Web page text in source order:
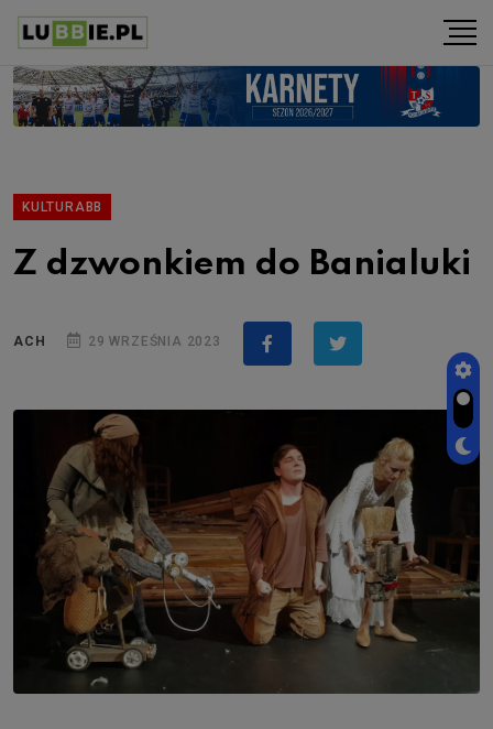
KULTURABB
Z dzwonkiem do Banialuki
ACH 29 WRZEŚNIA 2023